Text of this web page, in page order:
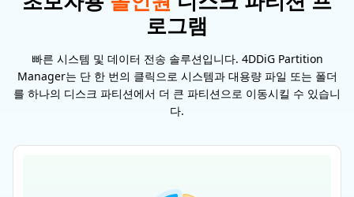
로그램
빠른 시스템 및 데이터 전송 솔루션입니다. 4DDiG Partition
Manager는 단 한 번의 클릭으로 시스템과 대용량 파일 또는 폴더
를 하나의 디스크 파티션에서 더 큰 파티션으로 이동시킬 수 있습니
다.